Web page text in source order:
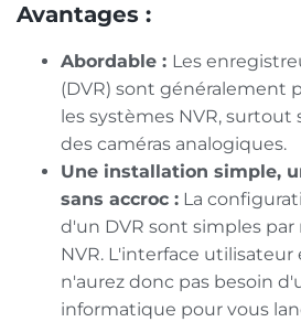
Avantages :
Abordable : Les
(DVR) sont généralement
les systèmes NVR, surtout
des caméras analogiques.
Une installation simple,
sans accroc : La
d'un DVR sont simples par
NVR. L'interface
n'aurez donc pas besoin
informatique pour vous